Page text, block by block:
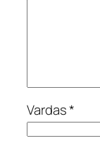
Vardas*